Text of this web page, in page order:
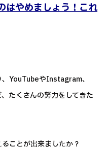
はやめましょう！これ
YouTubeやInstagram、
たくさんの努力をしてきた
ことが出来ましたか？